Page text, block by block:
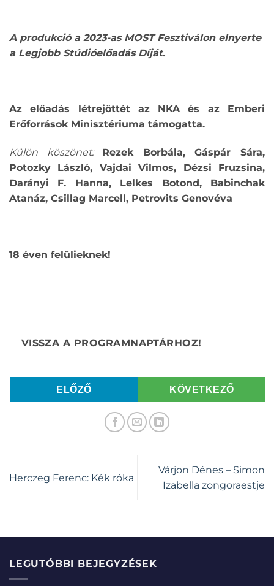
A produkció a 2023-as MOST Fesztiválon elnyerte
a Legjobb Stúdióelőadás Díját.
Az előadás létrejöttét az NKA és az Emberi
Erőforrások Minisztériuma támogatta.
Külön köszönet:
Rezek Borbála, Gáspár Sára,
Potozky László, Vajdai Vilmos, Dézsi Fruzsina,
Darányi F. Hanna, Lelkes Botond, Babinchak
Atanáz, Csillag Marcell, Petrovits Genovéva
18 éven felülieknek!
ELŐZŐ KÖVETKEZŐ
Herczeg Ferenc: Kék róka
Várjon Dénes – Simon
Izabella zongoraestje
LEGUTÓBBI BEJEGYZÉSEK